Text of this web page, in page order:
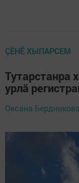
ÇӖНӖ ХЫПАРСЕМ
Тутарстанра
урлă
Оксана